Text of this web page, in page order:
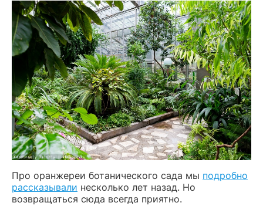
Про оранжереи ботанического сада мы подробно
рассказывали несколько лет назад. Но
возвращаться сюда всегда приятно.